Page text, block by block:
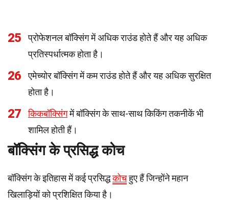
25
प्रोफेशनल बॉक्सिंग में अधिक राउंड होते हैं और यह अधिक
प्रतिस्पर्धात्मक होता है।
26
एमेच्योर बॉक्सिंग में कम राउंड होते हैं और यह अधिक सुरक्षित
होता है।
27 किकबॉक्सिंगमें बॉक्सिंग के साथ-साथ किकिंग तकनीकें भी
शामिल होती हैं।
बॉक्सिंग के प्रसिद्ध कोच
बॉक्सिंग के इतिहास में कई प्रसिद्धकोचहुए हैं जिन्होंने महान
खिलाड़ियों को प्रशिक्षित किया है।